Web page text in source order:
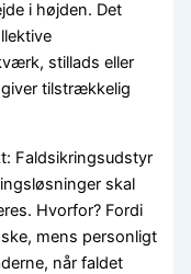
i højden. Det
stillads eller
tilstrækkelig
Faldsikringsudstyr
skal
Hvorfor? Fordi
mens personligt
når faldet